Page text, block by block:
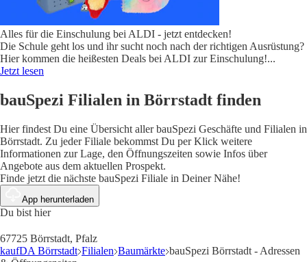
Alles für die Einschulung bei ALDI - jetzt entdecken!
Die Schule geht los und ihr sucht noch nach der richtigen Ausrüstung?
Hier kommen die heißesten Deals bei ALDI zur Einschulung!...
Jetzt lesen
bauSpezi Filialen in Börrstadt finden
Hier findest Du eine Übersicht aller bauSpezi Geschäfte und Filialen in
Börrstadt. Zu jeder Filiale bekommst Du per Klick weitere
Informationen zur Lage, den Öffnungszeiten sowie Infos über
Angebote aus dem aktuellen Prospekt.
Finde jetzt die nächste bauSpezi Filiale in Deiner Nähe!
App herunterladen
Du bist hier
67725 Börrstadt, Pfalz
kaufDA Börrstadt Filialen Baumärkte bauSpezi Börrstadt - Adressen